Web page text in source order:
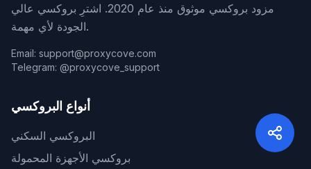
مزود بروكسي موثوق منذ عام 2020. اشترِ بروكسي عالي
الجودة لأي مهمة.
Email: support@proxycove.com
Telegram: @proxycove_support
أنواع البروكسي
البروكسي السكني
بروكسي الأجهزة المحمولة